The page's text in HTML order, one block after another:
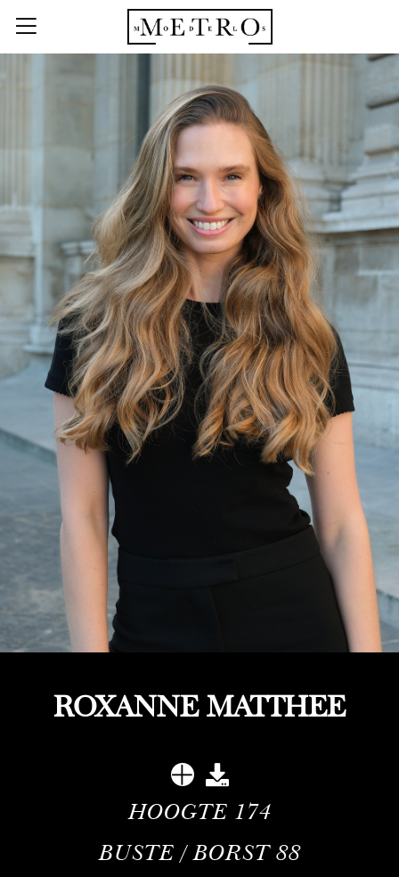
ROXANNE MATTHEE
HOOGTE 174
BUSTE / BORST 88